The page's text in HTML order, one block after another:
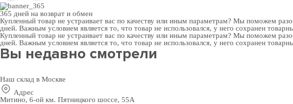
365 дней на возврат и обмен
Купленный товар не устраивает вас по качеству или иным параметрам? Мы поможем
дней. Важным условием является то, что товар не использовался, у него сохранен
Купленный товар не устраивает вас по качеству или иным параметрам? Мы поможем
дней. Важным условием является то, что товар не использовался, у него сохранен
Вы недавно смотрели
Наш склад в Москве
Адрес
Митино, 6-ой км. Пятницкого шоссе, 55А